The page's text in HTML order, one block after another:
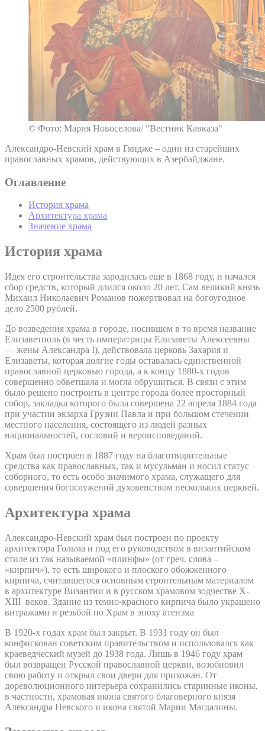
© Фото: Мария Новоселова/ “Вестник Кавказа“
Александро-Невский храм в Гяндже – один из старейших
православных храмов, действующих в Азербайджане.
Оглавление
История храма
Архитектура храма
Значение храма
История храма
Идея его строительства зародилась еще в 1868 году, и начался
сбор средств, который длился около 20 лет. Сам великий князь
Михаил Николаевич Романов пожертвовал на богоугодное
дело 2500 рублей.
До возведения храма в городе, носившем в то время название
Елизаветполь (в честь императрицы Елизаветы Алексеевны
— жены Александра I), действовала церковь Захария и
Елизаветы, которая долгие годы оставалась единственной
православной церковью города, а к концу 1880-х годов
совершенно обветшала и могла обрушиться. В связи с этим
было решено построить в центре города более просторный
собор, закладка которого была совершена 22 апреля 1884 года
при участии экзарха Грузии Павла и при большом стечении
местного населения, состоящего из людей разных
национальностей, сословий и вероисповеданий.
Храм был построен в 1887 году на благотворительные
средства как православных, так и мусульман и носил статус
соборного, то есть особо значимого храма, служащего для
совершения богослужений духовенством нескольких церквей.
Архитектура храма
Александро-Невский храм был построен по проекту
архитектора Гольма и под его руководством в византийском
стиле из так называемой «плинфы» (от греч. слова –
«кирпич»), то есть широкого и плоского обожженного
кирпича, считавшегося основным строительным материалом
в архитектуре Византии и в русском храмовом зодчестве X-
XIII веков. Здание из темно-красного кирпича было украшено
витражами и резьбой по Храм в эпоху атеизма
В 1920-х годах храм был закрыт. В 1931 году он был
конфискован советским правительством и использовался как
краеведческий музей до 1938 года. Лишь в 1946 году храм
был возвращен Русской православной церкви, возобновил
свою работу и открыл свои двери для прихожан. От
дореволюционного интерьера сохранились старинные иконы,
в частности, храмовая икона святого благоверного князя
Александра Невского и икона святой Марии Магдалины.